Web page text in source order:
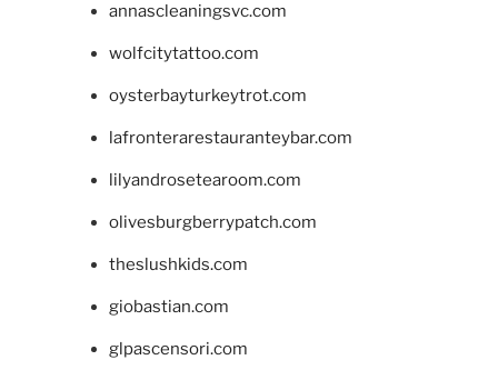
annascleaningsvc.com
wolfcitytattoo.com
oysterbayturkeytrot.com
lafronterarestauranteybar.com
lilyandrosetearoom.com
olivesburgberrypatch.com
theslushkids.com
giobastian.com
glpascensori.com